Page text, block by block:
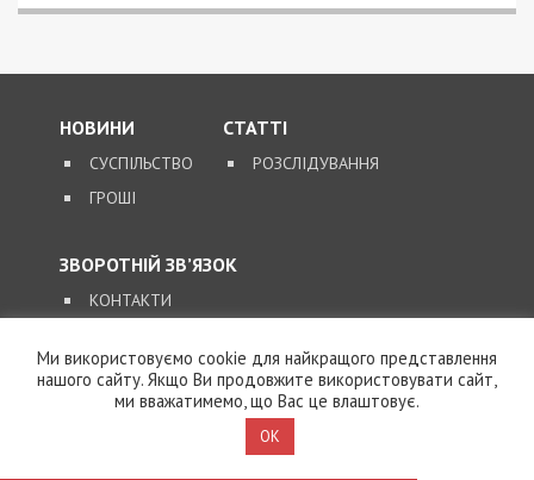
НОВИНИ
СУСПІЛЬСТВО
ГРОШІ
СТАТТІ
РОЗСЛІДУВАННЯ
ЗВОРОТНІЙ ЗВ’ЯЗОК
КОНТАКТИ
SUPPORT@49000.COM.UA
© 2026, ВСІ ПРАВА ЗАХИЩЕНІ
Ми використовуємо cookie для найкращого представлення
нашого сайту. Якщо Ви продовжите використовувати сайт,
ми вважатимемо, що Вас це влаштовує.
OK